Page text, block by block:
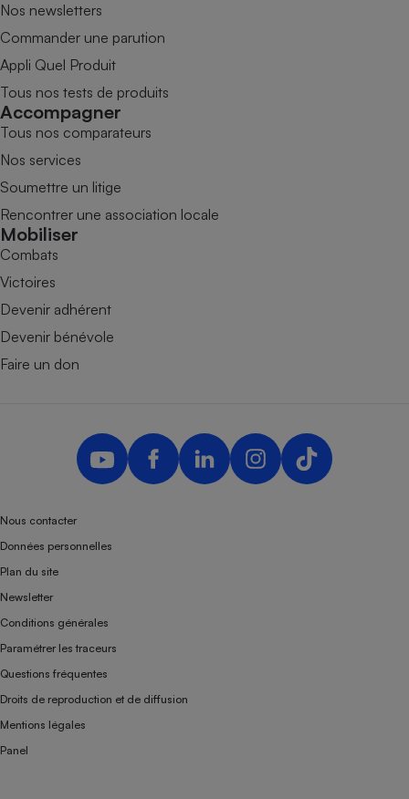
Nos newsletters
Commander une parution
Appli Quel Produit
Tous nos tests de produits
Accompagner
Tous nos comparateurs
Nos services
Soumettre un litige
Rencontrer une association locale
Mobiliser
Combats
Victoires
Devenir adhérent
Devenir bénévole
Faire un don
Nous contacter
Données personnelles
Plan du site
Newsletter
Conditions générales
Paramétrer les traceurs
Questions fréquentes
Droits de reproduction et de diffusion
Mentions légales
Panel